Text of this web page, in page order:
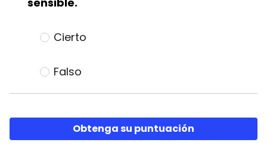
Cierto
Falso
Obtenga su puntuación